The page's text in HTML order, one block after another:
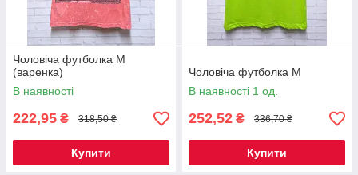
Чоловіча футболка M
(варенка)
В наявності
222,95 ₴ 318,50 ₴
Купити
Чоловіча футболка M
В наявності 1 од.
252,52 ₴ 336,70 ₴
Купити